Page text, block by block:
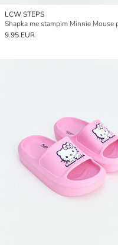
LCW STEPS
9.95 EUR